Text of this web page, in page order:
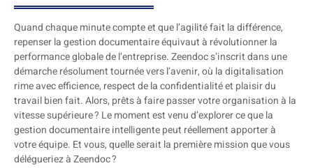
Quand chaque minute compte et que l’agilité fait la différence,
repenser la gestion documentaire équivaut à révolutionner la
performance globale de l’entreprise. Zeendoc s’inscrit dans une
démarche résolument tournée vers l’avenir, où la digitalisation
rime avec efficience, respect de la confidentialité et plaisir du
travail bien fait. Alors, prêts à faire passer votre organisation à la
vitesse supérieure ? Le moment est venu d’explorer ce que la
gestion documentaire intelligente peut réellement apporter à
votre équipe. Et vous, quelle serait la première mission que vous
délégueriez à Zeendoc ?